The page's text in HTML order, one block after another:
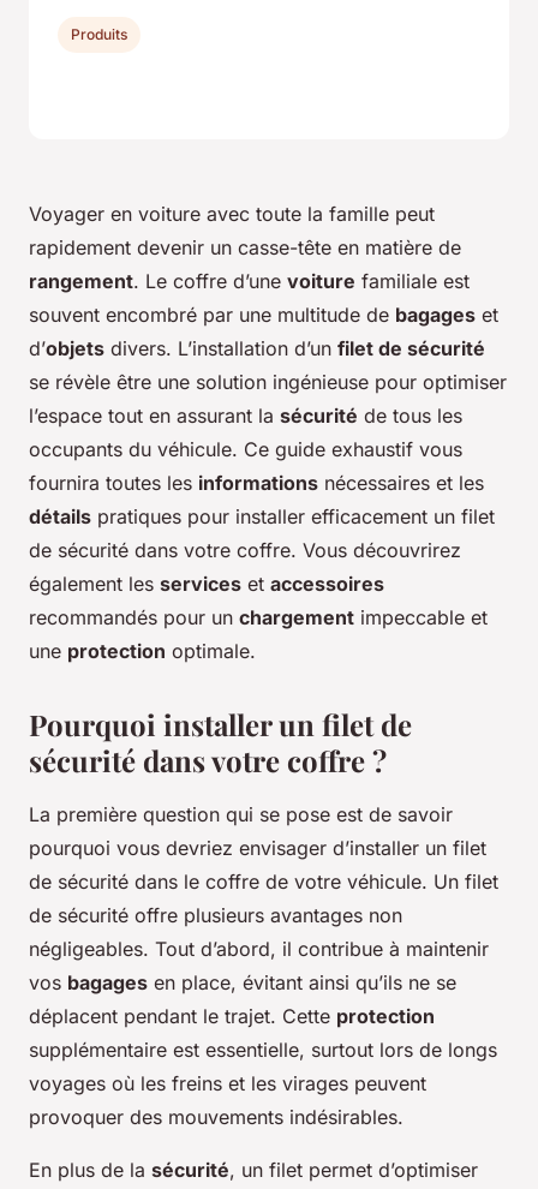
Voyager en voiture avec toute la famille peut
rapidement devenir un casse-tête en matière de
rangement. Le coffre d’une voiture familiale est
souvent encombré par une multitude de bagages et
d’objets divers. L’installation d’un filet de sécurité
se révèle être une solution ingénieuse pour optimiser
l’espace tout en assurant la sécurité de tous les
occupants du véhicule. Ce guide exhaustif vous
fournira toutes les informations nécessaires et les
détails pratiques pour installer efficacement un filet
de sécurité dans votre coffre. Vous découvrirez
également les services et accessoires
recommandés pour un chargement impeccable et
une protection optimale.
Pourquoi installer un filet de
sécurité dans votre coffre ?
La première question qui se pose est de savoir
pourquoi vous devriez envisager d’installer un filet
de sécurité dans le coffre de votre véhicule. Un filet
de sécurité offre plusieurs avantages non
négligeables. Tout d’abord, il contribue à maintenir
vos bagages en place, évitant ainsi qu’ils ne se
déplacent pendant le trajet. Cette protection
supplémentaire est essentielle, surtout lors de longs
voyages où les freins et les virages peuvent
provoquer des mouvements indésirables.
En plus de la sécurité, un filet permet d’optimiser
Produits